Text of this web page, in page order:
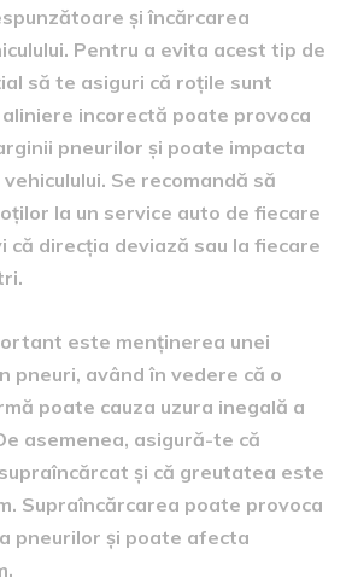
și încărcarea
Pentru a evita acest tip de
să te asiguri că roțile sunt
incorectă poate provoca
pneurilor și poate impacta
Se recomandă să
la un service auto de fiecare
că direcția deviază sau la fiecare
este menținerea unei
pneuri, având în vedere că o
poate cauza uzura inegală a
asemenea, asigură-te că
și că greutatea este
Supraîncărcarea poate provoca
pneurilor și poate afecta